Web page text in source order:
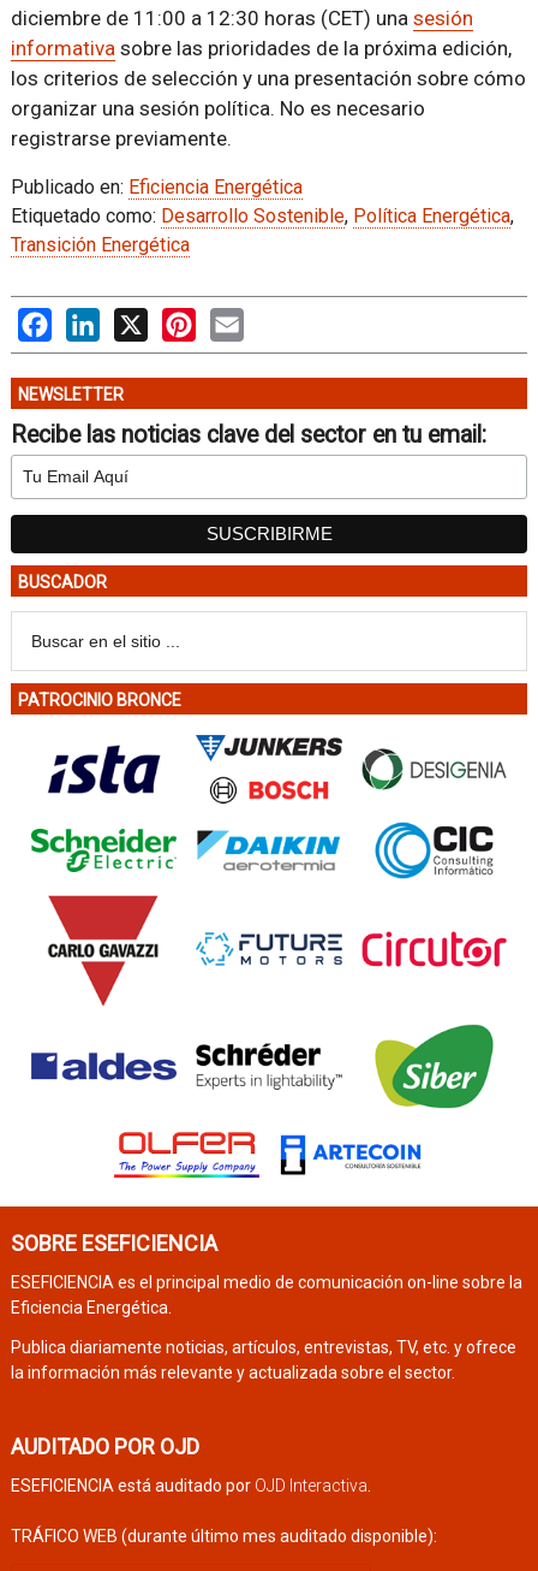
diciembre de 11:00 a 12:30 horas (CET) una sesión
informativa sobre las prioridades de la próxima edición,
los criterios de selección y una presentación sobre cómo
organizar una sesión política. No es necesario
registrarse previamente.
Publicado en: Eficiencia Energética
Etiquetado como: Desarrollo Sostenible, Política Energética,
Transición Energética
FacebookLinkedIn
X PinterestEmail
NEWSLETTER
Recibe las noticias clave del sector en tu email:
BUSCADOR
PATROCINIO BRONCE
SOBRE ESEFICIENCIA
ESEFICIENCIA es el principal medio de comunicación on-line sobre la
Eficiencia Energética.
Publica diariamente noticias, artículos, entrevistas, TV, etc. y ofrece
la información más relevante y actualizada sobre el sector.
AUDITADO POR OJD
ESEFICIENCIA está auditado por OJD Interactiva
TRÁFICO WEB (durante último mes auditado disponible):